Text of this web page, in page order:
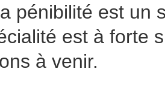
pénibilité est un
est à forte
à venir.